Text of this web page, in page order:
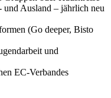
Ausland – jährlich neu
(Go deeper, Bisto
und
EC-Verbandes